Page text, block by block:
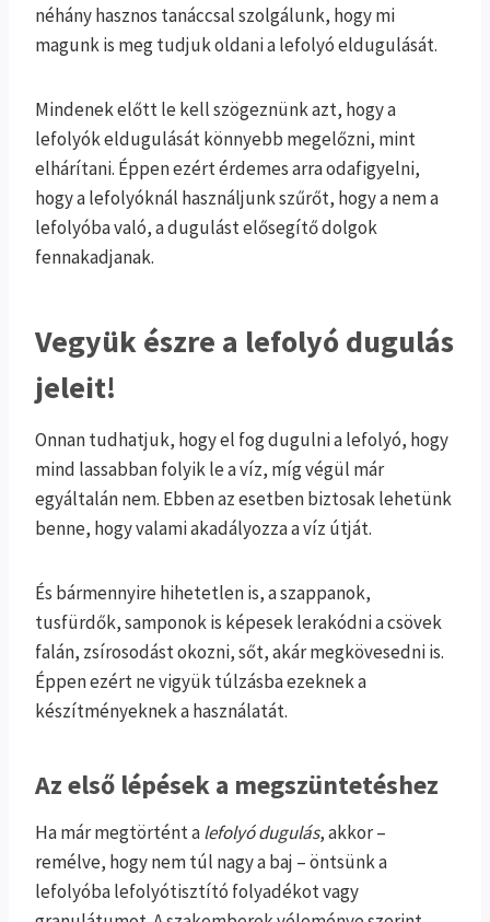
néhány hasznos tanáccsal szolgálunk, hogy mi
magunk is meg tudjuk oldani a lefolyó eldugulását.
Mindenek előtt le kell szögeznünk azt, hogy a
lefolyók eldugulását könnyebb megelőzni, mint
elhárítani. Éppen ezért érdemes arra odafigyelni,
hogy a lefolyóknál használjunk szűrőt, hogy a nem a
lefolyóba való, a dugulást elősegítő dolgok
fennakadjanak.
Vegyük észre a lefolyó dugulás
jeleit!
Onnan tudhatjuk, hogy el fog dugulni a lefolyó, hogy
mind lassabban folyik le a víz, míg végül már
egyáltalán nem. Ebben az esetben biztosak lehetünk
benne, hogy valami akadályozza a víz útját.
És bármennyire hihetetlen is, a szappanok,
tusfürdők, samponok is képesek lerakódni a csövek
falán, zsírosodást okozni, sőt, akár megkövesedni is.
Éppen ezért ne vigyük túlzásba ezeknek a
készítményeknek a használatát.
Az első lépések a megszüntetéshez
Ha már megtörtént alefolyó dugulás, akkor –
remélve, hogy nem túl nagy a baj – öntsünk a
lefolyóba lefolyótisztító folyadékot vagy